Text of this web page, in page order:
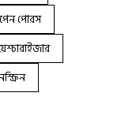
পোরস